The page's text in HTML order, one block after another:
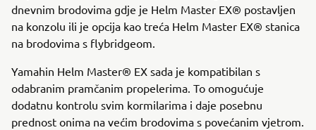
dnevnim brodovima gdje je Helm Master EX® postavljen
na konzolu ili je opcija kao treća Helm Master EX® stanica
na brodovima s flybridgeom.
Yamahin Helm Master® EX sada je kompatibilan s
odabranim pramčanim propelerima. To omogućuje
dodatnu kontrolu svim kormilarima i daje posebnu
prednost onima na većim brodovima s povećanim vjetrom.